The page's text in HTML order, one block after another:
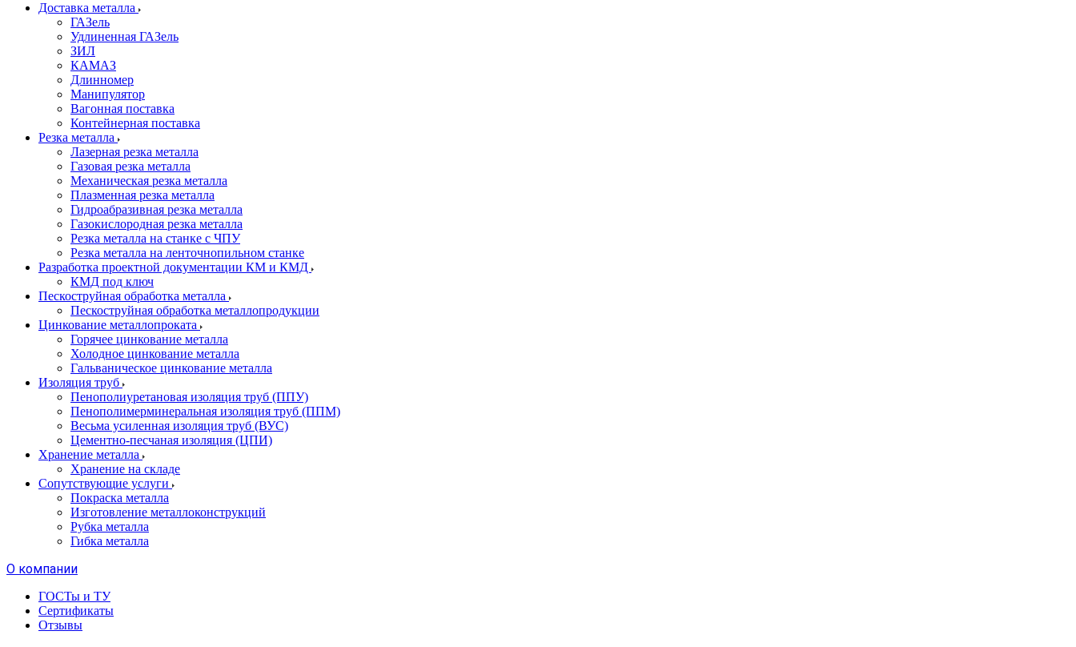
Доставка металла
ГАЗель
Удлиненная ГАЗель
ЗИЛ
КАМАЗ
Длинномер
Манипулятор
Вагонная поставка
Контейнерная поставка
Резка металла
Лазерная резка металла
Газовая резка металла
Механическая резка металла
Плазменная резка металла
Гидроабразивная резка металла
Газокислородная резка металла
Резка металла на станке с ЧПУ
Резка металла на ленточнопильном станке
Разработка проектной документации КМ и КМД
КМД под ключ
Пескоструйная обработка металла
Пескоструйная обработка металлопродукции
Цинкование металлопроката
Горячее цинкование металла
Холодное цинкование металла
Гальваническое цинкование металла
Изоляция труб
Пенополиуретановая изоляция труб (ППУ)
Пенополимерминеральная изоляция труб (ППМ)
Весьма усиленная изоляция труб (ВУС)
Цементно-песчаная изоляция (ЦПИ)
Хранение металла
Хранение на складе
Сопутствующие услуги
Покраска металла
Изготовление металлоконструкций
Рубка металла
Гибка металла
О компании
ГОСТы и ТУ
Сертификаты
Отзывы